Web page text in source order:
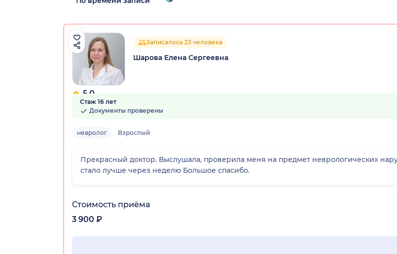
5.0
2 отзыва
Записалось 23 человека
Шарова Елена Сергеевна
Стаж 16 лет
Документы проверены
невролог Взрослый
Прекрасный доктор. Выслушала, проверила меня на предмет неврологических
стало лучше через неделю Большое спасибо.
Стоимость приёма
3 900 ₽